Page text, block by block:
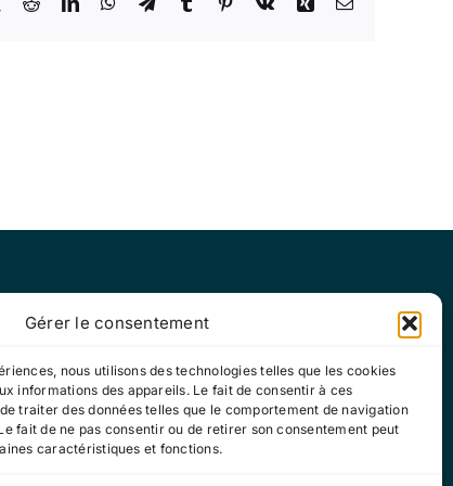
Gérer le consentement
nous utilisons des technologies telles que les cookies
informations des appareils. Le fait de consentir à ces
traiter des données telles que le comportement de navigation
fait de ne pas consentir ou de retirer son consentement peut
caractéristiques et fonctions.
17h30